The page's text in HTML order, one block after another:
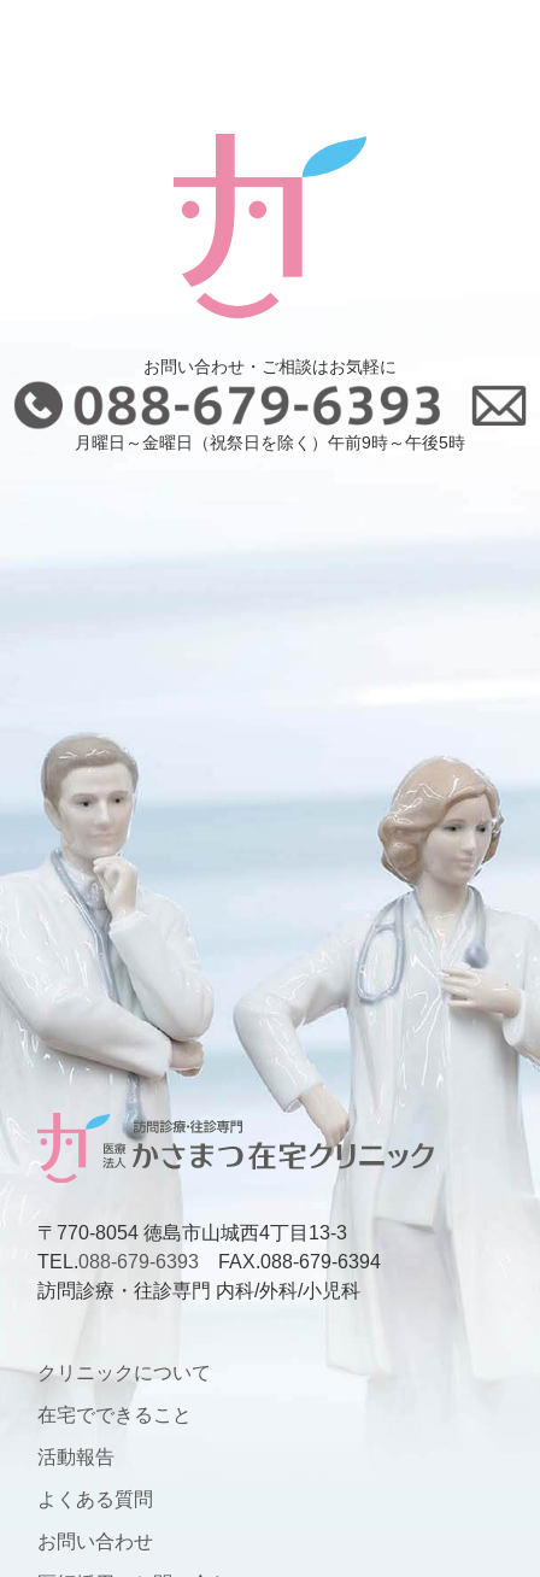
お問い合わせ・ご相談はお気軽に
月曜日～金曜日（祝祭日を除く）午前9時～午後5時
〒770-8054 徳島市山城西4丁目13-3
TEL.088-679-6393 FAX.088-679-6394
訪問診療・往診専門 内科/外科/小児科
クリニックについて
在宅でできること
活動報告
よくある質問
お問い合わせ